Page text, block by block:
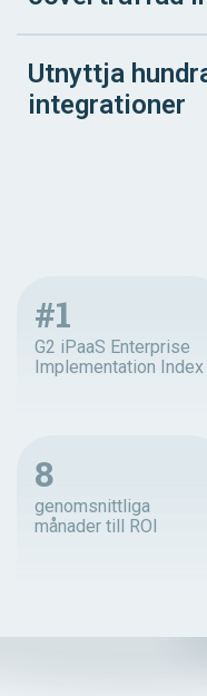
Utnyttja
integrationer
#1
G2 iPaaS Enterprise
Implementation Index
8
genomsnittliga
månader till ROI